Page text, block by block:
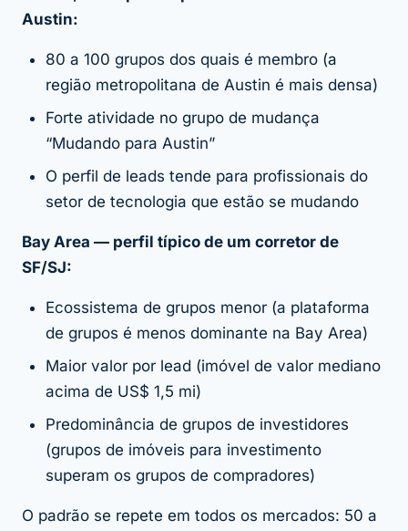
Austin:
80 a 100 grupos dos quais é membro (a
região metropolitana de Austin é mais densa)
Forte atividade no grupo de mudança
“Mudando para Austin”
O perfil de leads tende para profissionais do
setor de tecnologia que estão se mudando
Bay Area — perfil típico de um corretor de
SF/SJ:
Ecossistema de grupos menor (a plataforma
de grupos é menos dominante na Bay Area)
Maior valor por lead (imóvel de valor mediano
acima de US$ 1,5 mi)
Predominância de grupos de investidores
(grupos de imóveis para investimento
superam os grupos de compradores)
O padrão se repete em todos os mercados: 50 a